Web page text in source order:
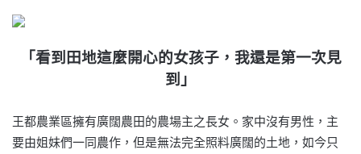
「看到田地這麼開心的女孩子，我還是第一次見
到」
王都農業區擁有廣闊農田的農場主之長女。家中沒有男性，主
要由姐妹們一同農作，但是無法完全照料廣闊的土地，如今只